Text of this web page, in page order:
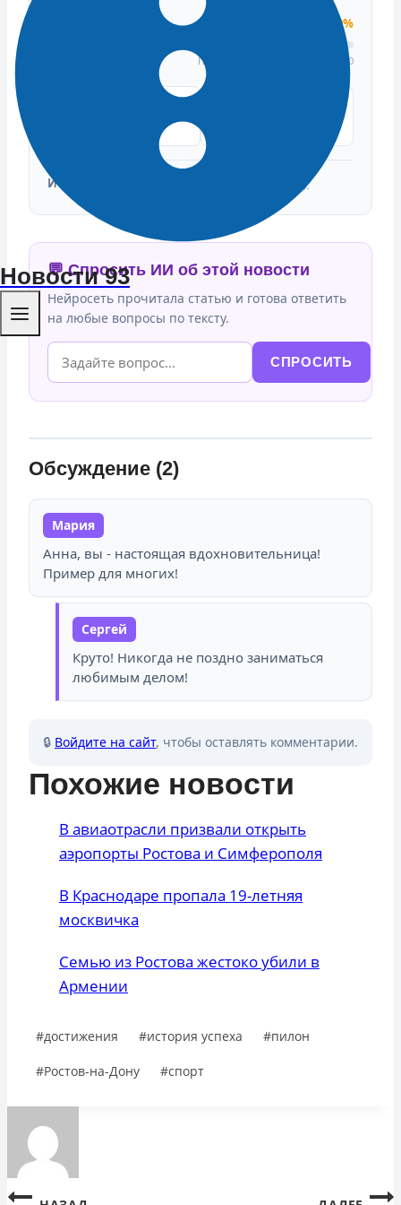
Новости 93
50%
Подтвердили: 0 | Опровергли: 0
Источники: 161.ру - новости Ростова-на-Дону
💬 Спросить ИИ об этой новости
Нейросеть прочитала статью и готова ответить
на любые вопросы по тексту.
СПРОСИТЬ
Обсуждение (2)
Мария
Анна, вы - настоящая вдохновительница!
Пример для многих!
Сергей
Круто! Никогда не поздно заниматься
любимым делом!
🔒 Войдите на сайт, чтобы оставлять комментарии.
Похожие новости
В авиаотрасли призвали открыть
аэропорты Ростова и Симферополя
В Краснодаре пропала 19-летняя
москвичка
Семью из Ростова жестоко убили в
Армении
Метки
#достижения #история успеха #пилон
#Ростов-на-Дону #спорт
Навигация